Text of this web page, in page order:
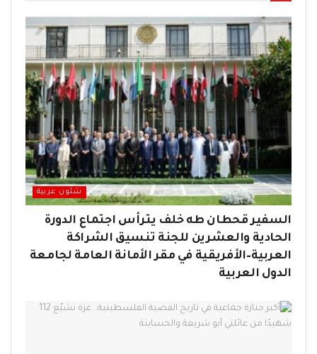
شئون عربية
السفير قحطان طه خلف يترأس اجتماع الدورة
الحادية والعشرين للجنة تنسيق الشراكة
العربية–الأفريقية في مقر الأمانة العامة لجامعة
الدول العربية